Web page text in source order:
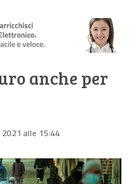
anche per
alle 15:44